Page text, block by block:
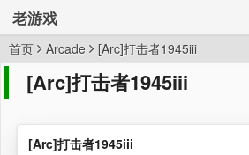
老游戏
首页 Arcade [Arc]打击者1945iii
[Arc]打击者1945iii
[Arc]打击者1945iii